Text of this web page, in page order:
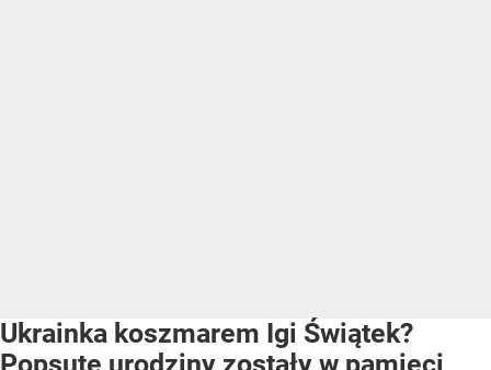
Ukrainka koszmarem Igi Świątek?
Popsute urodziny zostały w pamięci